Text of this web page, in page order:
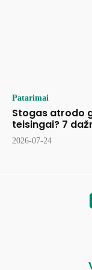
Patarimai
Stogas atrodo
teisingai? 7
2026-07-24